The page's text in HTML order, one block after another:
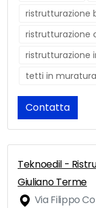
ristrutturazione
ristrutturazione
ristrutturazione
tetti in muratura
Contatta
Teknoedil -
Giuliano Terme
Via Filippo